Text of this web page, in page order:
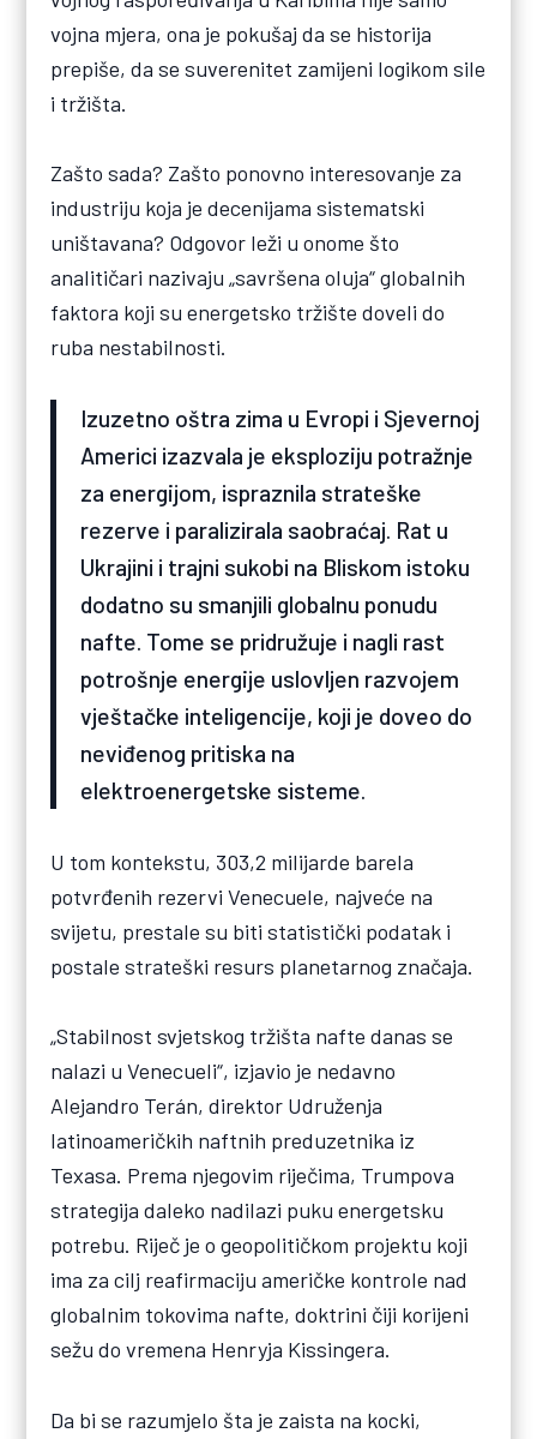
vojna mjera, ona je pokušaj da se historija
prepiše, da se suverenitet zamijeni logikom sile
i tržišta.
Zašto sada? Zašto ponovno interesovanje za
industriju koja je decenijama sistematski
uništavana? Odgovor leži u onome što
analitičari nazivaju „savršena oluja“ globalnih
faktora koji su energetsko tržište doveli do
ruba nestabilnosti.
Izuzetno oštra zima u Evropi i Sjevernoj
Americi izazvala je eksploziju potražnje
za energijom, ispraznila strateške
rezerve i paralizirala saobraćaj. Rat u
Ukrajini i trajni sukobi na Bliskom istoku
dodatno su smanjili globalnu ponudu
nafte. Tome se pridružuje i nagli rast
potrošnje energije uslovljen razvojem
vještačke inteligencije, koji je doveo do
neviđenog pritiska na
elektroenergetske sisteme.
U tom kontekstu, 303,2 milijarde barela
potvrđenih rezervi Venecuele, najveće na
svijetu, prestale su biti statistički podatak i
postale strateški resurs planetarnog značaja.
„Stabilnost svjetskog tržišta nafte danas se
nalazi u Venecueli“, izjavio je nedavno
Alejandro Terán, direktor Udruženja
latinoameričkih naftnih preduzetnika iz
Texasa. Prema njegovim riječima, Trumpova
strategija daleko nadilazi puku energetsku
potrebu. Riječ je o geopolitičkom projektu koji
ima za cilj reafirmaciju američke kontrole nad
globalnim tokovima nafte, doktrini čiji korijeni
sežu do vremena Henryja Kissingera.
Da bi se razumjelo šta je zaista na kocki,